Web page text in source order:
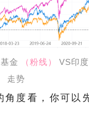
金 （粉线） VS印
走势
角度看，你可以